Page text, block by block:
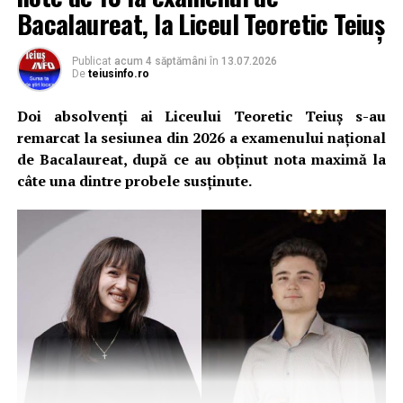
Bacalaureat, la Liceul Teoretic Teiuș
Publicat acum 4 săptămâni în 13.07.2026
De teiusinfo.ro
Doi absolvenți ai Liceului Teoretic Teiuș s-au
remarcat la sesiunea din 2026 a examenului național
de Bacalaureat, după ce au obținut nota maximă la
câte una dintre probele susținute.